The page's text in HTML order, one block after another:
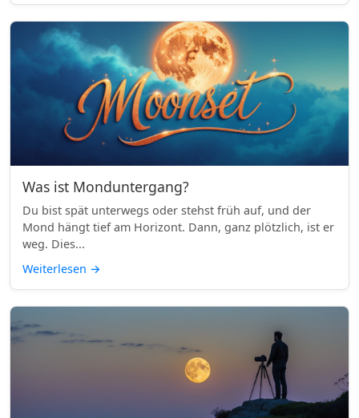
Was ist Monduntergang?
Du bist spät unterwegs oder stehst früh auf, und der
Mond hängt tief am Horizont. Dann, ganz plötzlich, ist er
weg. Dies...
Weiterlesen →